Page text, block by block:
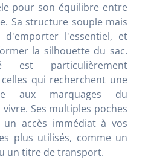
pour son équilibre entre
Sa structure souple mais
d'emporter l'essentiel, et
la silhouette du sac.
particulièrement
qui recherchent une
aux marquages du
Ses multiples poches
accès immédiat à vos
plus utilisés, comme un
un titre de transport.